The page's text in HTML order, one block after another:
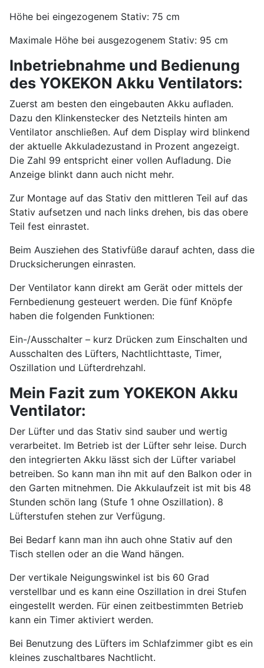
Höhe bei eingezogenem Stativ: 75 cm
Maximale Höhe bei ausgezogenem Stativ: 95 cm
Inbetriebnahme und Bedienung
des YOKEKON Akku Ventilators:
Zuerst am besten den eingebauten Akku aufladen.
Dazu den Klinkenstecker des Netzteils hinten am
Ventilator anschließen. Auf dem Display wird blinkend
der aktuelle Akkuladezustand in Prozent angezeigt.
Die Zahl 99 entspricht einer vollen Aufladung. Die
Anzeige blinkt dann auch nicht mehr.
Zur Montage auf das Stativ den mittleren Teil auf das
Stativ aufsetzen und nach links drehen, bis das obere
Teil fest einrastet.
Beim Ausziehen des Stativfüße darauf achten, dass die
Drucksicherungen einrasten.
Der Ventilator kann direkt am Gerät oder mittels der
Fernbedienung gesteuert werden. Die fünf Knöpfe
haben die folgenden Funktionen:
Ein-/Ausschalter – kurz Drücken zum Einschalten und
Ausschalten des Lüfters, Nachtlichttaste, Timer,
Oszillation und Lüfterdrehzahl.
Mein Fazit zum YOKEKON Akku
Ventilator:
Der Lüfter und das Stativ sind sauber und wertig
verarbeitet. Im Betrieb ist der Lüfter sehr leise. Durch
den integrierten Akku lässt sich der Lüfter variabel
betreiben. So kann man ihn mit auf den Balkon oder in
den Garten mitnehmen. Die Akkulaufzeit ist mit bis 48
Stunden schön lang (Stufe 1 ohne Oszillation). 8
Lüfterstufen stehen zur Verfügung.
Bei Bedarf kann man ihn auch ohne Stativ auf den
Tisch stellen oder an die Wand hängen.
Der vertikale Neigungswinkel ist bis 60 Grad
verstellbar und es kann eine Oszillation in drei Stufen
eingestellt werden. Für einen zeitbestimmten Betrieb
kann ein Timer aktiviert werden.
Bei Benutzung des Lüfters im Schlafzimmer gibt es ein
kleines zuschaltbares Nachtlicht.